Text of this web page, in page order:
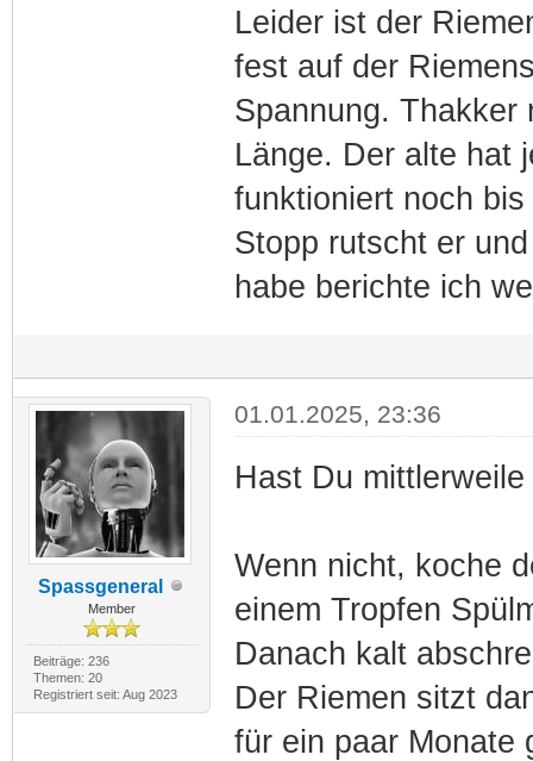
Leider ist der
fest auf der
Spannung. Thakker
Länge. Der alte hat
funktioniert noch
Stopp rutscht er
habe berichte ich
Spassgeneral
Member
Beiträge: 236
Themen: 20
Registriert seit: Aug 2023
01.01.2025, 23:36
Hast Du
Wenn nicht, koche
einem Tropfen
Danach kalt
Der Riemen sitzt
für ein paar Monate